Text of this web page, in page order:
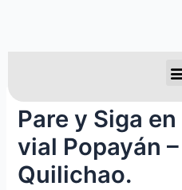
Pare y Siga
vial Popayán
Quilichao.